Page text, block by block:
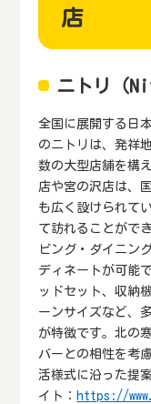
店
ニトリ（
全国に展開する日
のニトリは、発祥
数の大型店舗を構
店や宮の沢店は、
も広く設けられて
て訪れることがで
ビング・ダイニン
ディネートが可能
ッドセット、収納
ーンサイズなど、
が特徴です。北の
バーとの相性を考
活様式に沿った提
イト： https://